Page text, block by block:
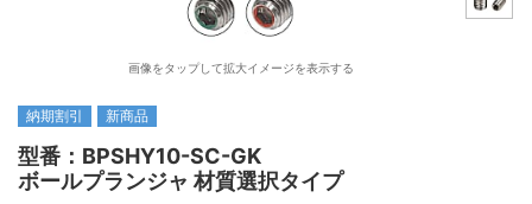
画像をタップして拡大イメージを表示する
納期割引 新商品
型番：BPSHY10-SC-GK
ボールプランジャ 材質選択タイプ